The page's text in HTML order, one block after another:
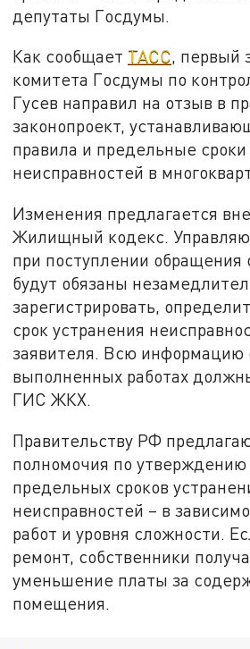
депутаты Госдумы.
Как сообщает ТАСС, первый
комитета Госдумы по
Гусев направил на отзыв в
законопроект,
правила и предельные сроки
неисправностей в
Изменения предлагается
Жилищный кодекс.
при поступлении обращения
будут обязаны
зарегистрировать,
срок устранения
заявителя. Всю информацию
выполненных работах
ГИС ЖКХ.
Правительству РФ
полномочия по
предельных сроков
неисправностей – в
работ и уровня сложности.
ремонт, собственники
уменьшение платы за
помещения.